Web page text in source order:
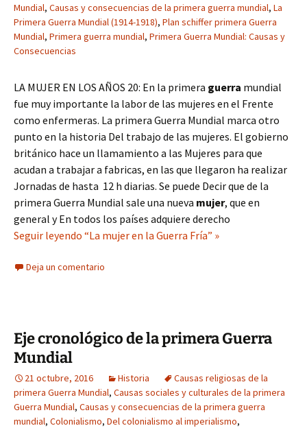
Mundial, Causas y consecuencias de la primera guerra mundial, La
Primera Guerra Mundial (1914-1918), Plan schiffer primera Guerra
Mundial, Primera guerra mundial, Primera Guerra Mundial: Causas y
Consecuencias
LA MUJER EN LOS AÑOS 20: En la primera guerra mundial
fue muy importante la labor de las mujeres en el Frente
como enfermeras. La primera Guerra Mundial marca otro
punto en la historia Del trabajo de las mujeres. El gobierno
británico hace un llamamiento a las Mujeres para que
acudan a trabajar a fabricas, en las que llegaron ha realizar
Jornadas de hasta 12 h diarias. Se puede Decir que de la
primera Guerra Mundial sale una nueva mujer, que en
general y En todos los países adquiere derecho
Seguir leyendo “La mujer en la Guerra Fría” »
Deja un comentario
Eje cronológico de la primera Guerra
Mundial
21 octubre, 2016 Historia
Causas religiosas de la
primera Guerra Mundial, Causas sociales y culturales de la primera
Guerra Mundial, Causas y consecuencias de la primera guerra
mundial, Colonialismo, Del colonialismo al imperialismo,